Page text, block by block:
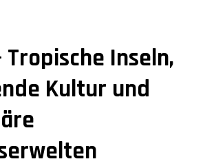
Tropische Inseln,
Kultur und